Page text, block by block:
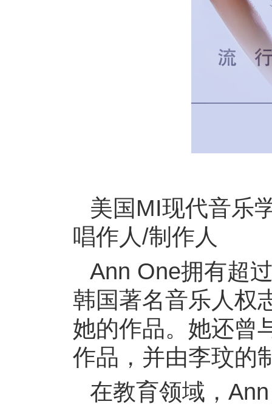
美国MI现代音乐
唱作人/制作人
Ann One拥有超
韩国著名音乐人权
她的作品。她还曾
作品，并由李玟的
在教育领域，